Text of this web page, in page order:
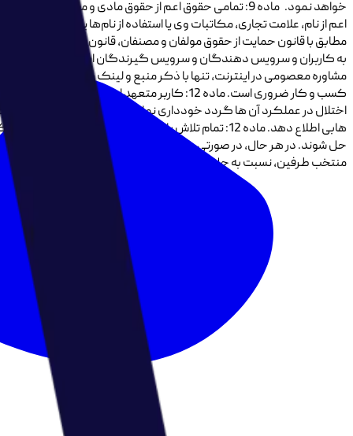
اعم از نام، علامت تجاری، مکاتبات وی یا استفاده از نام‌ها یا علائم
مطابق با قانون حمایت از حقوق مولفان و مصنفان، قانون ثبت
مشاوره معصومی در اینترنت، تنها با ذکر منبع و لینک به نرم افزار مجاز
کسب و کار ضروری است. ماده 12: کاربر متعهد
اختلال در عملکرد آن ها گردد خودداری نماید. ضمناً کاربر تعهد
هابی اطلاع دهد. ماده 12: تمام تلاش باشگاه کسب و
حل شوند. در هر حال، در صورتی که اختلافی بر سرمفاد این قرارداد یا
منتخب طرفین، نسبت به حل اختلاف اقدام خواهند کرد. با عضویت در